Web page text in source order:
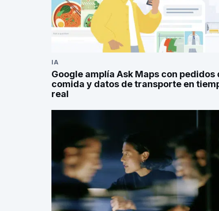
IA
Google amplía Ask Maps con pedidos
comida y datos de transporte en
real